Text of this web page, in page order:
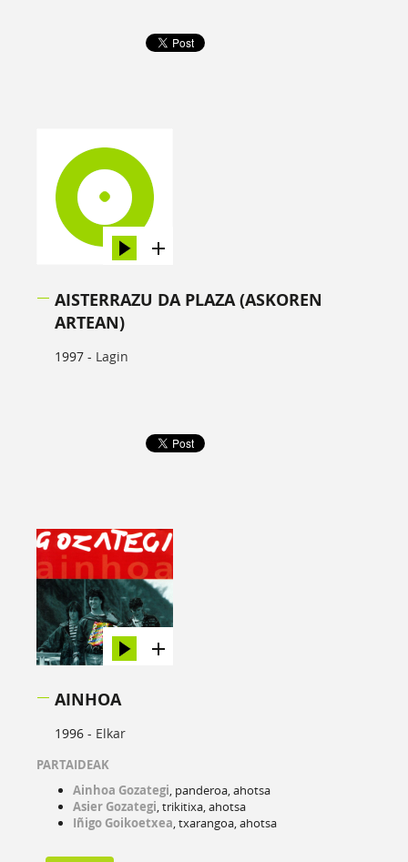
AISTERRAZU DA PLAZA (ASKOREN
ARTEAN)
1997 - Lagin
AINHOA
1996 - Elkar
PARTAIDEAK
Ainhoa Gozategi, panderoa, ahotsa
Asier Gozategi, trikitixa, ahotsa
Iñigo Goikoetxea, txarangoa, ahotsa